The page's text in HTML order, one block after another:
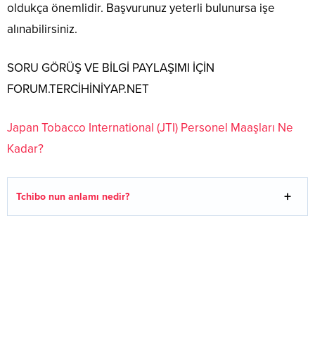
oldukça önemlidir. Başvurunuz yeterli bulunursa işe
alınabilirsiniz.
SORU GÖRÜŞ VE BİLGİ PAYLAŞIMI İÇİN
FORUM.TERCİHİNİYAP.NET
Japan Tobacco International (JTI) Personel Maaşları Ne
Kadar?
Tchibo nun anlamı nedir?